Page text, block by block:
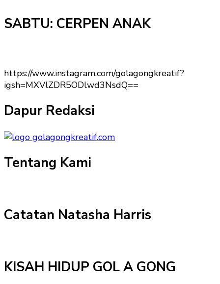
SABTU: CERPEN ANAK
https://www.instagram.com/golagongkreatif?
igsh=MXVlZDR5ODlwd3NsdQ==
Dapur Redaksi
Tentang Kami
Catatan Natasha Harris
KISAH HIDUP GOL A GONG